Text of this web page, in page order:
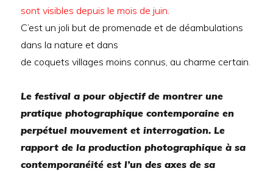
sont visibles depuis le mois de juin.
C’est un joli but de promenade et de déambulations
dans la nature et dans
de coquets villages moins connus, au charme certain
Le festival a pour objectif de montrer une
pratique photographique contemporaine en
perpétuel mouvement et interrogation. Le
rapport de la production photographique à sa
contemporanéité est l’un des axes de sa